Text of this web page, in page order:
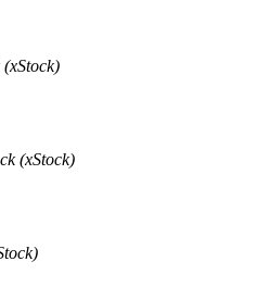
terme et des intérêts flexibles
(xStock)
(xStock)